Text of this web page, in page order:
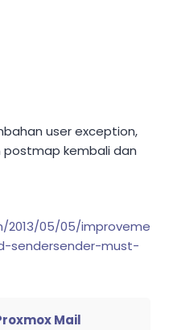
user exception,
postmap kembali dan
2013/05/05/improvement-
sendersender-must-
Mail